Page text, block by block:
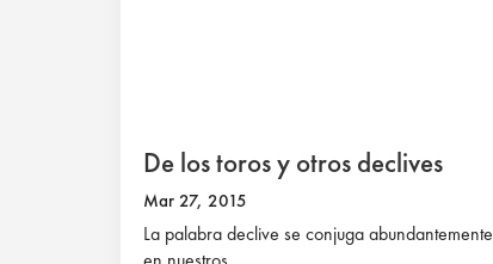
De los toros y otros declives
Mar 27, 2015
La palabra declive se conjuga abundantemente